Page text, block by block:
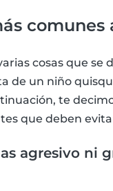
comunes
cosas que se
de un niño
te
que deben
agresivo ni